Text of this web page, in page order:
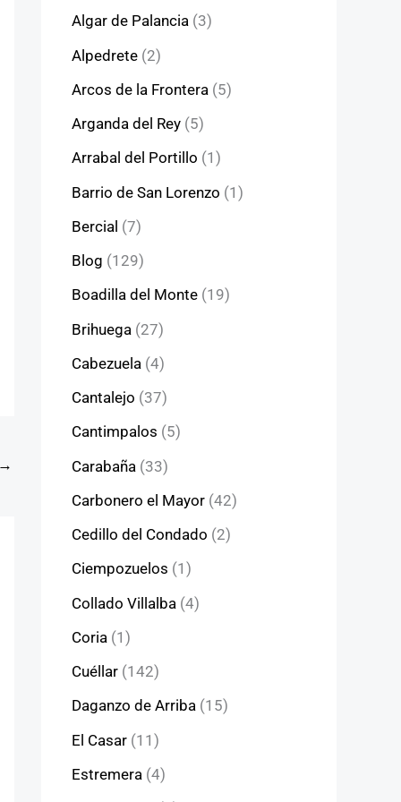
Algar de Palancia (3)
Alpedrete (2)
Arcos de la Frontera (5)
Arganda del Rey (5)
Arrabal del Portillo (1)
Barrio de San Lorenzo (1)
Bercial (7)
Blog (129)
Boadilla del Monte (19)
Brihuega (27)
Cabezuela (4)
Cantalejo (37)
Cantimpalos (5)
Carabaña (33)
Carbonero el Mayor (42)
Cedillo del Condado (2)
Ciempozuelos (1)
Collado Villalba (4)
Coria (1)
Cuéllar (142)
Daganzo de Arriba (15)
El Casar (11)
Estremera (4)